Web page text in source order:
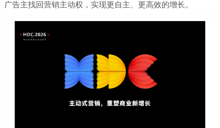
广告主找回营销主动权，实现更自主、更高效的增长。